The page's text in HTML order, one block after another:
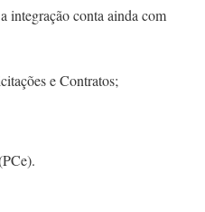
integração conta ainda com
e Contratos;